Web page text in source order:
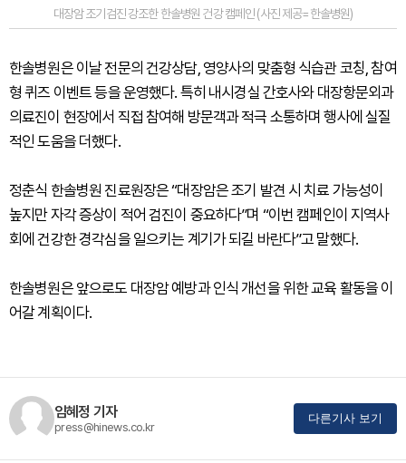
대장암 조기검진 강조한 한솔병원 건강 캠페인 (사진 제공=한솔병원)
한솔병원은 이날 전문의 건강상담, 영양사의 맞춤형 식습관 코칭, 참여
형 퀴즈 이벤트 등을 운영했다. 특히 내시경실 간호사와 대장항문외과
의료진이 현장에서 직접 참여해 방문객과 적극 소통하며 행사에 실질
적인 도움을 더했다.
정춘식 한솔병원 진료원장은 “대장암은 조기 발견 시 치료 가능성이
높지만 자각 증상이 적어 검진이 중요하다”며 “이번 캠페인이 지역사
회에 건강한 경각심을 일으키는 계기가 되길 바란다”고 말했다.
한솔병원은 앞으로도 대장암 예방과 인식 개선을 위한 교육 활동을 이
어갈 계획이다.
임혜정 기자
press@hinews.co.kr
다른기사 보기